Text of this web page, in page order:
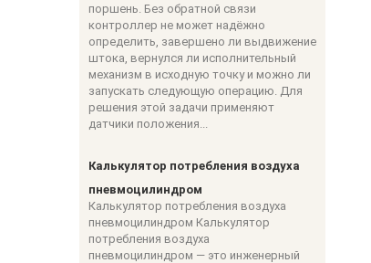
поршень. Без обратной связи
контроллер не может надёжно
определить, завершено ли выдвижение
штока, вернулся ли исполнительный
механизм в исходную точку и можно ли
запускать следующую операцию. Для
решения этой задачи применяют
датчики положения...
Калькулятор потребления воздуха
пневмоцилиндром
Калькулятор потребления воздуха
пневмоцилиндром Калькулятор
потребления воздуха
пневмоцилиндром — это инженерный